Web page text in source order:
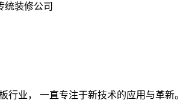
统装修公司
行业， 一直专注于新技术的应用与革新。